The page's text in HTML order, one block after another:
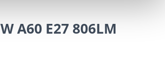
A60 E27 806LM